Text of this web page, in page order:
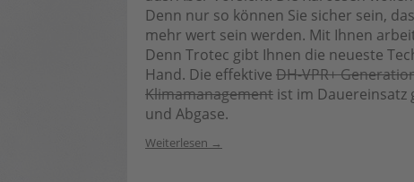
Denn nur so können Sie sicher sein,
mehr wert sein werden. Mit Ihnen
Denn Trotec gibt Ihnen die neueste
Hand. Die effektive DH-VPR+
Klimamanagement ist im Dauereinsatz
und Abgase.
Weiterlesen